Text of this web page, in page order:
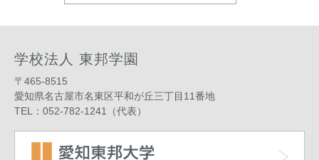
学校法人 東邦学園
〒465-8515
愛知県名古屋市名東区平和が丘三丁目11番地
TEL：052-782-1241（代表）